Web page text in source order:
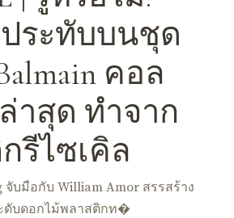
ระทับบนชุด
คอล
าสุด ทำจาก
รีไซเคิล
จับมือกับ William Amor สรรสร้าง
ดับดอกไม้พลาสติกท�